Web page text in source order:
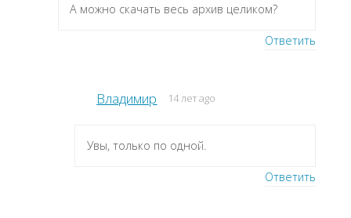
А можно скачать весь архив целиком?
Ответить
Владимир 14 лет ago
Увы, только по одной.
Ответить